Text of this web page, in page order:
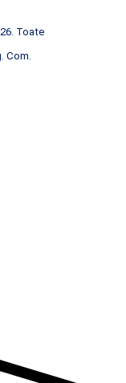
Toate
Com.